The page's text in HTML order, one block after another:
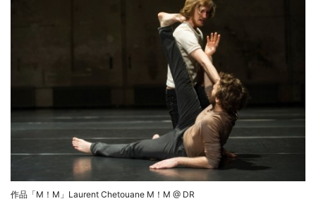
作品「M！M」Laurent Chetouane M！M @ DR